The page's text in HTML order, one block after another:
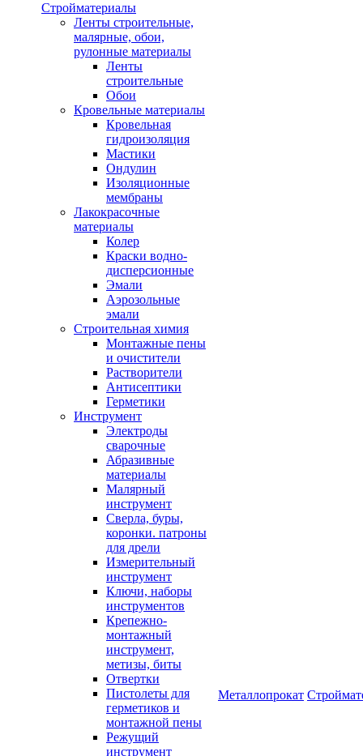
Стройматериалы
Ленты строительные,
малярные, обои,
рулонные материалы
Ленты
строительные
Обои
Кровельные материалы
Кровельная
гидроизоляция
Мастики
Ондулин
Изоляционные
мембраны
Лакокрасочные
материалы
Колер
Краски водно-
дисперсионные
Эмали
Аэрозольные
эмали
Строительная химия
Монтажные пены
и очистители
Растворители
Антисептики
Герметики
Инструмент
Электроды
сварочные
Абразивные
материалы
Малярный
инструмент
Сверла, буры,
коронки. патроны
для дрели
Измерительный
инструмент
Ключи, наборы
инструментов
Крепежно-
монтажный
инструмент,
метизы, биты
Отвертки
Пистолеты для
герметиков и
монтажной пены
Режущий
инструмент
Металлопрокат